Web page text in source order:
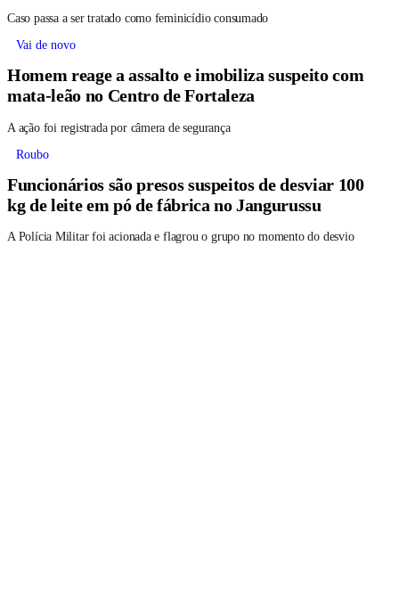
Caso passa a ser tratado como feminicídio consumado
Vai de novo
Homem reage a assalto e imobiliza suspeito com
mata-leão no Centro de Fortaleza
A ação foi registrada por câmera de segurança
Roubo
Funcionários são presos suspeitos de desviar 100
kg de leite em pó de fábrica no Jangurussu
A Polícia Militar foi acionada e flagrou o grupo no momento do desvio